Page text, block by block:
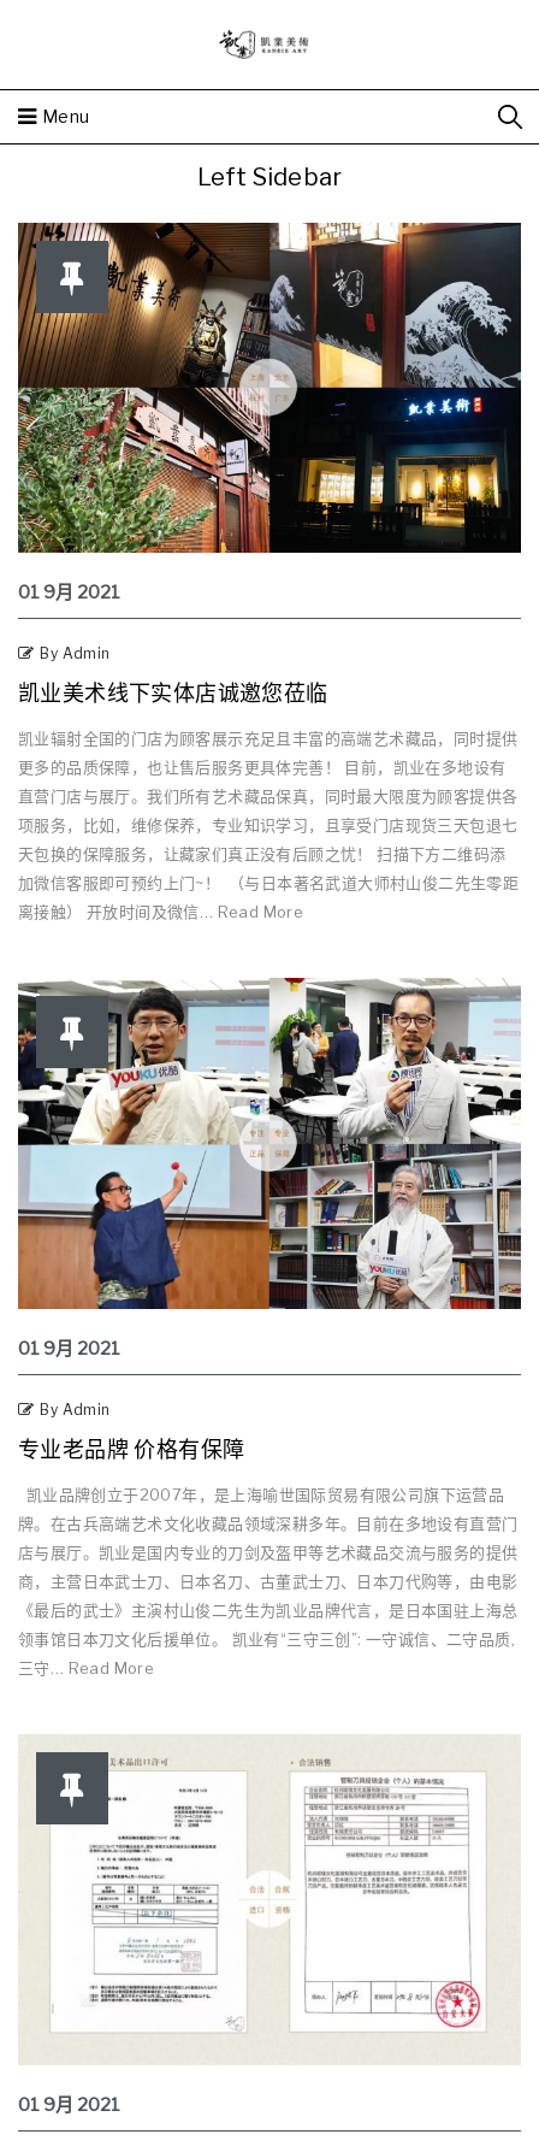
Menu
Left Sidebar
019月 2021
By Admin
凯业美术线下实体店诚邀您莅临
凯业辐射全国的门店为顾客展示充足且丰富的高端艺术藏品，同时提供
更多的品质保障，也让售后服务更具体完善！ 目前，凯业在多地设有
直营门店与展厅。我们所有艺术藏品保真，同时最大限度为顾客提供各
项服务，比如，维修保养，专业知识学习，且享受门店现货三天包退七
天包换的保障服务，让藏家们真正没有后顾之忧！ 扫描下方二维码添
加微信客服即可预约上门~！ （与日本著名武道大师村山俊二先生零距
离接触） 开放时间及微信… Read More
019月 2021
By Admin
专业老品牌 价格有保障
凯业品牌创立于2007年，是上海喻世国际贸易有限公司旗下运营品
牌。在古兵高端艺术文化收藏品领域深耕多年。目前在多地设有直营门
店与展厅。凯业是国内专业的刀剑及盔甲等艺术藏品交流与服务的提供
商，主营日本武士刀、日本名刀、古董武士刀、日本刀代购等，由电影
《最后的武士》主演村山俊二先生为凯业品牌代言，是日本国驻上海总
领事馆日本刀文化后援单位。 凯业有“三守三创”: 一守诚信、二守品质,
三守… Read More
019月 2021